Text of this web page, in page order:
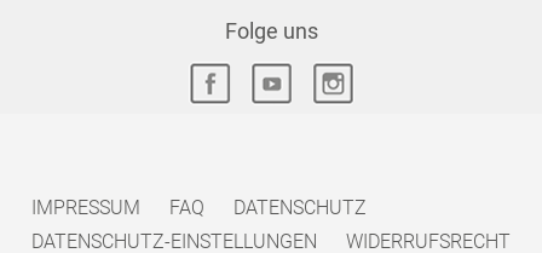
Folge uns
IMPRESSUM FAQ
DATENSCHUTZ
DATENSCHUTZ-EINSTELLUNGEN
WIDERRUFSRECHT